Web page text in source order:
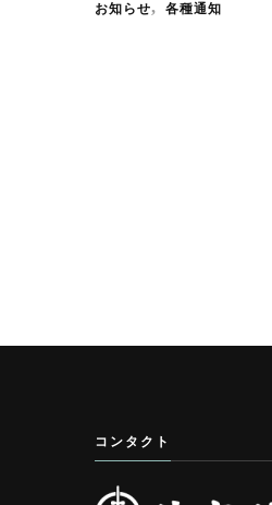
お知らせ 各種通知
コンタクト